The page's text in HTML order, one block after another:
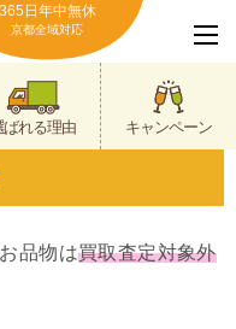
365日年中無休
京都全域対応
ばれる理由 キャンペーン
品物は買取査定対象外